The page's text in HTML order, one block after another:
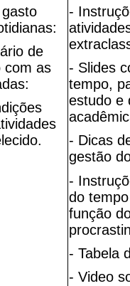
de
com as
-
- Slides
tempo,
estudo e
- Dicas
gestão
-
do
função
- Tabela
- Video